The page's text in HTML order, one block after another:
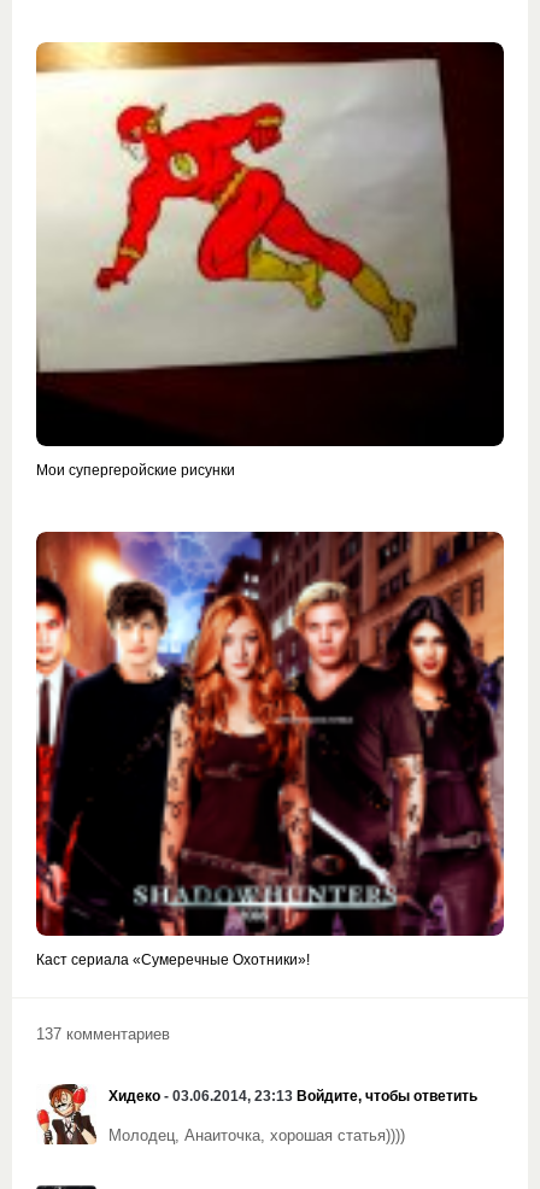
Мои супергеройские рисунки
Каст сериала «Сумеречные Охотники»!
137 комментариев
Хидеко - 03.06.2014, 23:13 Войдите, чтобы ответить
Молодец, Анаиточка, хорошая статья))))